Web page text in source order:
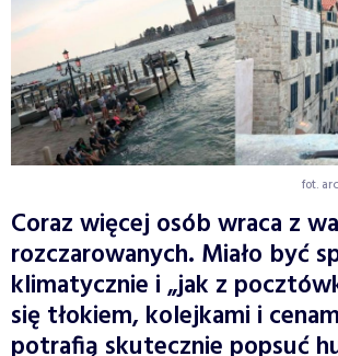
fot.
Coraz więcej osób wraca z
rozczarowanych. Miało być
klimatycznie i „jak z
się tłokiem, kolejkami i
potrafią skutecznie popsuć